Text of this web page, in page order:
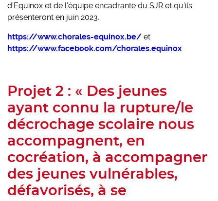
d’Equinox et de l’équipe encadrante du SJR et qu’ils
présenteront en juin 2023.
https://www.chorales-equinox.be/ et
https://www.facebook.com/chorales.equinox
Projet 2 : « Des jeunes
ayant connu la rupture/le
décrochage scolaire nous
accompagnent, en
cocréation, à accompagner
des jeunes vulnérables,
défavorisés, à se